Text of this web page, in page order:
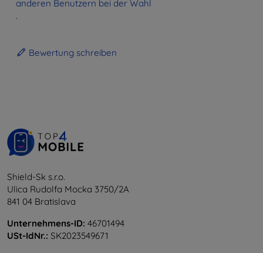
anderen Benutzern bei der Wahl
.
Bewertung schreiben
Shield-Sk s.r.o.
Ulica Rudolfa Mocka 3750/2A
841 04 Bratislava
Unternehmens-ID: 46701494
USt-IdNr.: SK2023549671